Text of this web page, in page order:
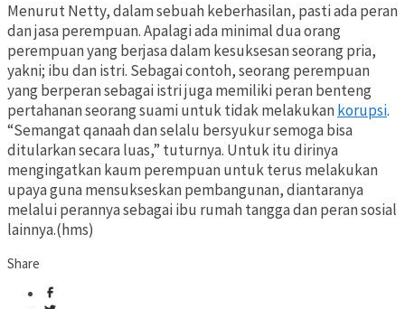
Menurut Netty, dalam sebuah keberhasilan, pasti ada peran
dan jasa perempuan. Apalagi ada minimal dua orang
perempuan yang berjasa dalam kesuksesan seorang pria,
yakni; ibu dan istri. Sebagai contoh, seorang perempuan
yang berperan sebagai istri juga memiliki peran benteng
pertahanan seorang suami untuk tidak melakukankorupsi.
“Semangat qanaah dan selalu bersyukur semoga bisa
ditularkan secara luas,” tuturnya. Untuk itu dirinya
mengingatkan kaum perempuan untuk terus melakukan
upaya guna mensukseskan pembangunan, diantaranya
melalui perannya sebagai ibu rumah tangga dan peran sosial
lainnya.(hms)
Share